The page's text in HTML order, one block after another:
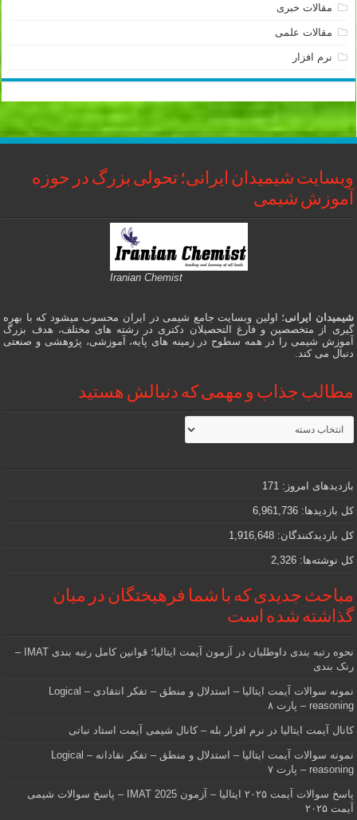
مقالات خبری
مقالات علمی
نرم افزار
وبسایت شیمیدان ایرانی؛ تحولی بزرگ در حوزه
آموزش شیمی
Iranian Chemist
شیمیدان ایرانی؛ اولین وبسایت جامع شیمی در ایران محسوب میشود که با بهره
گیری از متخصصین و فارغ التحصیلان دکتری در رشته های مختلف، هدف بزرگ
آموزش شیمی را در همه سطوح در زمینه های پایه، آموزشی، پژوهشی و صنعتی
دنبال می کند.
مطالب جذاب و مهمی که دنبالش هستید
مطالب
جذاب
و
که
دنبالش
هستید
بازدیدهای امروز: 171
کل بازدیدها: 6,961,736
کل بازدیدکنند‌گان: 1,916,648
کل نوشته‌ها: 2,326
مباحث جدیدی که با شما فرهیختگان در میان
گذاشته شده است
نحوه رتبه بندی داوطلبان در آزمون آیمت ایتالیا؛ قوانین کامل رتبه بندی IMAT –
رنک بندی
نمونه سوالات آیمت ایتالیا – استدلال و منطق – تفکر انتقادی – Logical
reasoning – پارت ۸
کانال آیمت ایتالیا در نرم افزار بله – کانال شیمی آیمت استاد نباتی
نمونه سوالات آیمت ایتالیا – استدلال و منطق – تفکر نقادانه – Logical
reasoning – پارت ۷
پاسخ سوالات آیمت ۲۰۲۵ ایتالیا – آزمون IMAT 2025 – پاسخ سوالات شیمی
آیمت ۲۰۲۵